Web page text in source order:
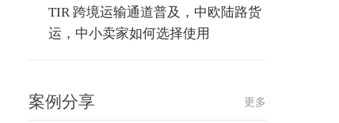
TIR 跨境运输通道普及，中欧陆路货
运，中小卖家如何选择使用
案例分享 更多